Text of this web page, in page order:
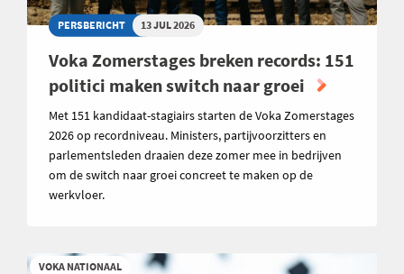
PERSBERICHT 13 JUL 2026
Voka Zomerstages breken records: 151
politici maken switch naar groei
Met 151 kandidaat-stagiairs starten de Voka Zomerstages
2026 op recordniveau. Ministers, partijvoorzitters en
parlementsleden draaien deze zomer mee in bedrijven
om de switch naar groei concreet te maken op de
werkvloer.
VOKA NATIONAAL